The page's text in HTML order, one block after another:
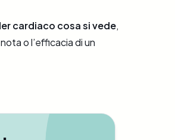
cardiaco cosa si vede,
o l’efficacia di un